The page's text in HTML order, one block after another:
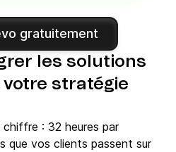
gratuitement
les solutions
stratégie
: 32 heures par
que vos clients passent sur